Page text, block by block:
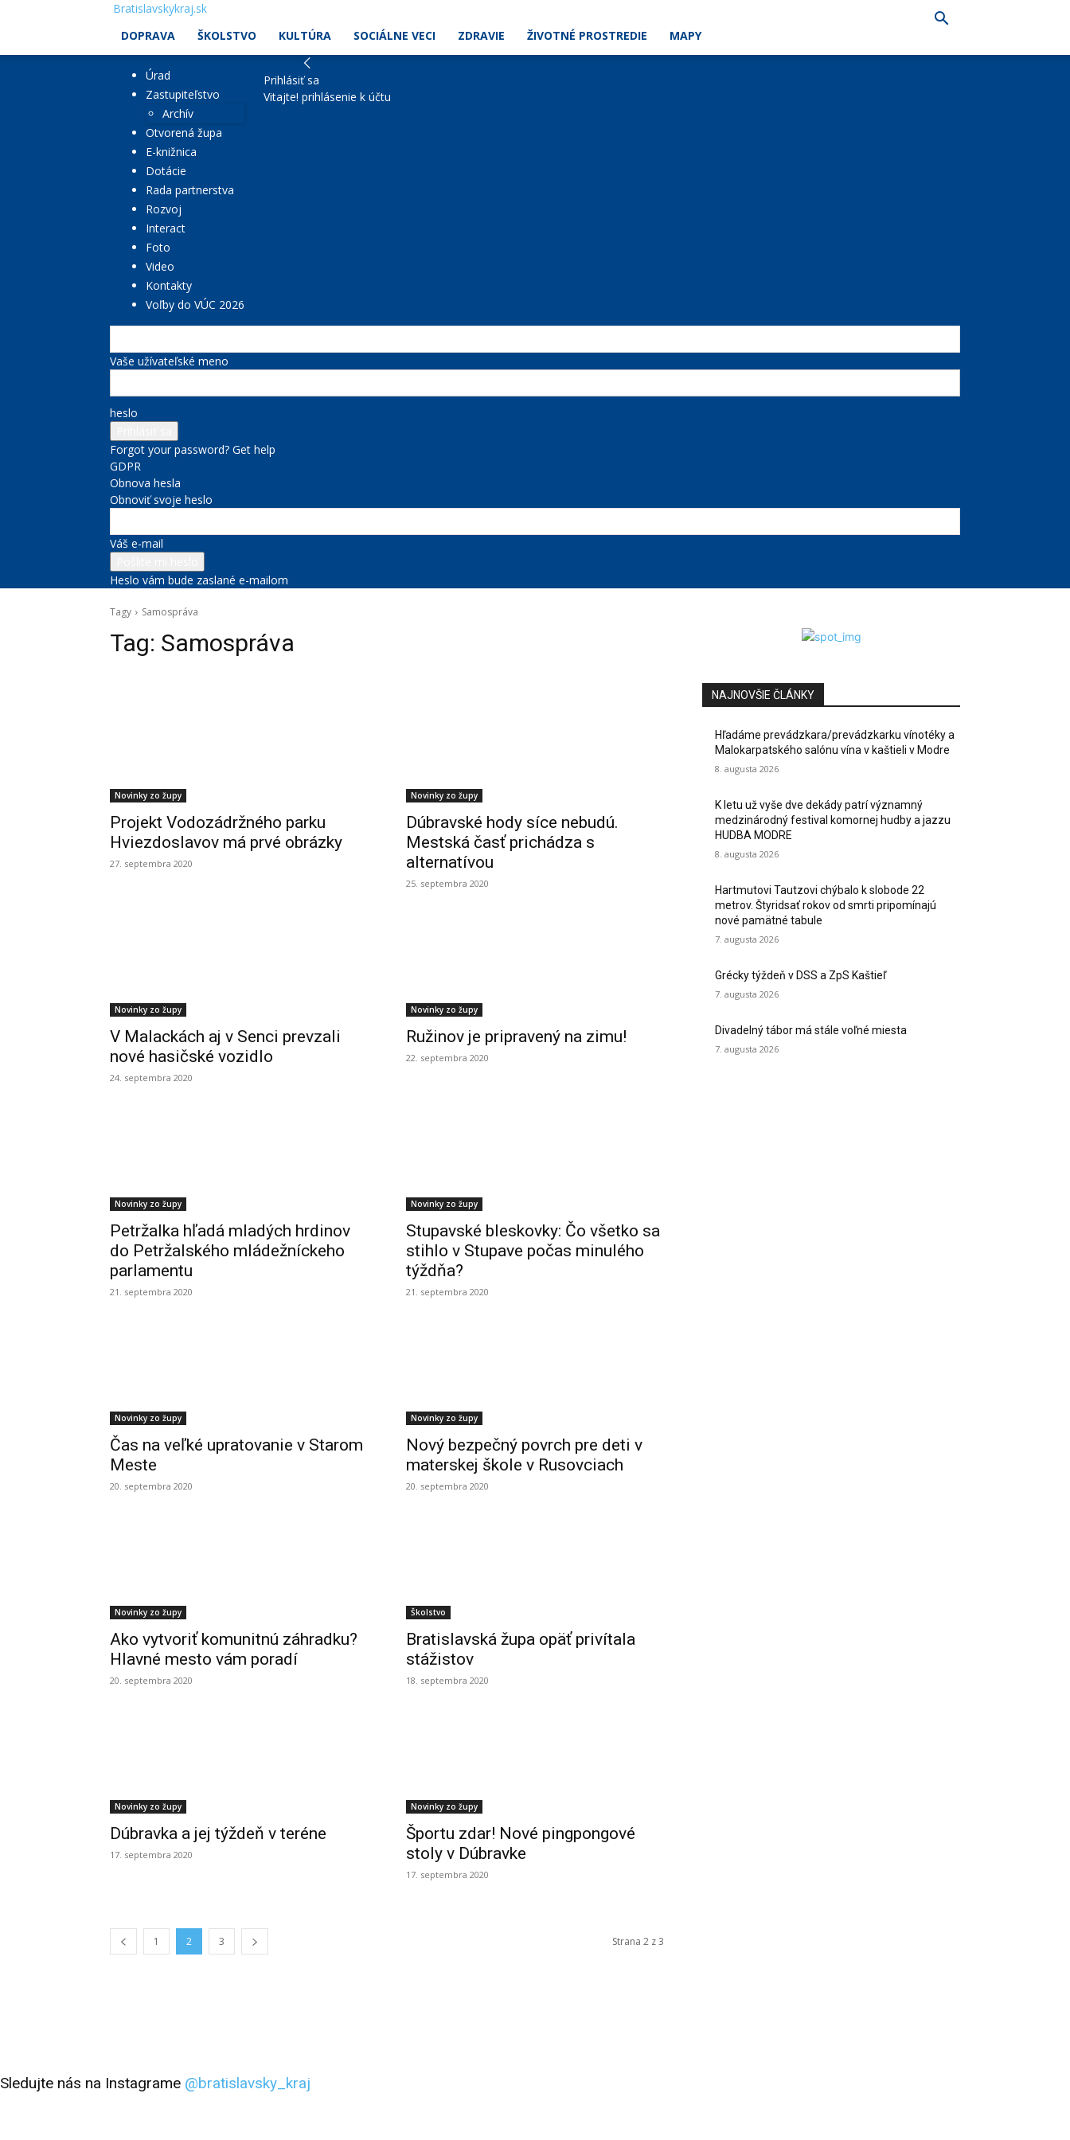
Bratislavskykraj.sk
DOPRAVA
ŠKOLSTVO KULTÚRA SOCIÁLNE VECI ZDRAVIE ŽIVOTNÉ PROSTREDIE MAPY
Úrad
Zastupiteľstvo
Archív
Otvorená župa
E-knižnica
Dotácie
Rada partnerstva
Rozvoj
Interact
Foto
Video
Kontakty
Voľby do VÚC 2026
Prihlásiť sa
Vitajte! prihlásenie k účtu
Vaše užívateľské meno
heslo
Forgot your password? Get help
GDPR
Obnova hesla
Obnoviť svoje heslo
Váš e-mail
Heslo vám bude zaslané e-mailom
Tagy Samospráva
Tag: Samospráva
Novinky zo župy
Projekt Vodozádržného parku
Hviezdoslavov má prvé obrázky
27. septembra 2020
Novinky zo župy
Dúbravské hody síce nebudú.
Mestská časť prichádza s
alternatívou
25. septembra 2020
Novinky zo župy
V Malackách aj v Senci prevzali
nové hasičské vozidlo
24. septembra 2020
Novinky zo župy
Ružinov je pripravený na zimu!
22. septembra 2020
Novinky zo župy
Petržalka hľadá mladých hrdinov
do Petržalského mládežníckeho
parlamentu
21. septembra 2020
Novinky zo župy
Stupavské bleskovky: Čo všetko sa
stihlo v Stupave počas minulého
týždňa?
21. septembra 2020
Novinky zo župy
Čas na veľké upratovanie v Starom
Meste
20. septembra 2020
Novinky zo župy
Nový bezpečný povrch pre deti v
materskej škole v Rusovciach
20. septembra 2020
Novinky zo župy
Ako vytvoriť komunitnú záhradku?
Hlavné mesto vám poradí
20. septembra 2020
Školstvo
Bratislavská župa opäť privítala
stážistov
18. septembra 2020
Novinky zo župy
Dúbravka a jej týždeň v teréne
17. septembra 2020
Novinky zo župy
Športu zdar! Nové pingpongové
stoly v Dúbravke
17. septembra 2020
1 2 3 Strana 2 z 3
NAJNOVŠIE ČLÁNKY
Hľadáme prevádzkara/prevádzkarku vínotéky a
Malokarpatského salónu vína v kaštieli v Modre
8. augusta 2026
K letu už vyše dve dekády patrí významný
medzinárodný festival komornej hudby a jazzu
HUDBA MODRE
8. augusta 2026
Hartmutovi Tautzovi chýbalo k slobode 22
metrov. Štyridsať rokov od smrti pripomínajú
nové pamätné tabule
7. augusta 2026
Grécky týždeň v DSS a ZpS Kaštieľ
7. augusta 2026
Divadelný tábor má stále voľné miesta
7. augusta 2026
Sledujte nás na Instagrame @bratislavsky_kraj